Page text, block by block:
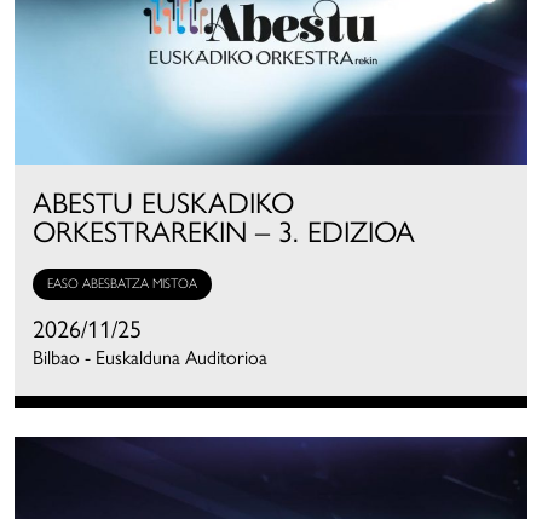
ABESTU EUSKADIKO
ORKESTRAREKIN – 3. EDIZIOA
EASO ABESBATZA MISTOA
2026/11/25
Bilbao - Euskalduna Auditorioa